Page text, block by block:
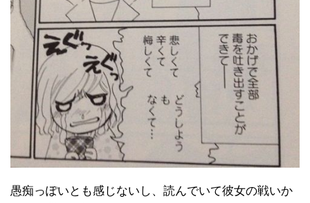
愚痴っぽいとも感じないし、読んでいて彼女の戦いか